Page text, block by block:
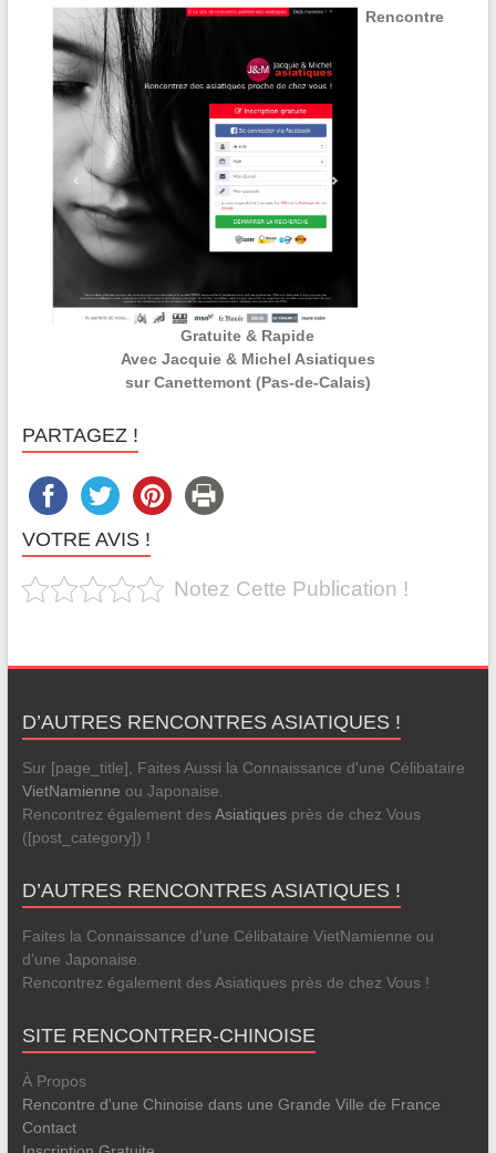
Rencontre
Gratuite & Rapide
Avec Jacquie & Michel Asiatiques
sur Canettemont (Pas-de-Calais)
PARTAGEZ !
VOTRE AVIS !
Notez Cette Publication !
D’AUTRES RENCONTRES ASIATIQUES !
Sur [page_title], Faites Aussi la Connaissance d'une Célibataire
VietNamienne ou Japonaise.
Rencontrez également desAsiatiquesprès de chez Vous
([post_category]) !
D’AUTRES RENCONTRES ASIATIQUES !
Faites la Connaissance d'une Célibataire VietNamienne ou
d'une Japonaise.
Rencontrez également des Asiatiques près de chez Vous !
SITE RENCONTRER-CHINOISE
À Propos
Rencontre d'une Chinoise dans une Grande Ville de France
Contact